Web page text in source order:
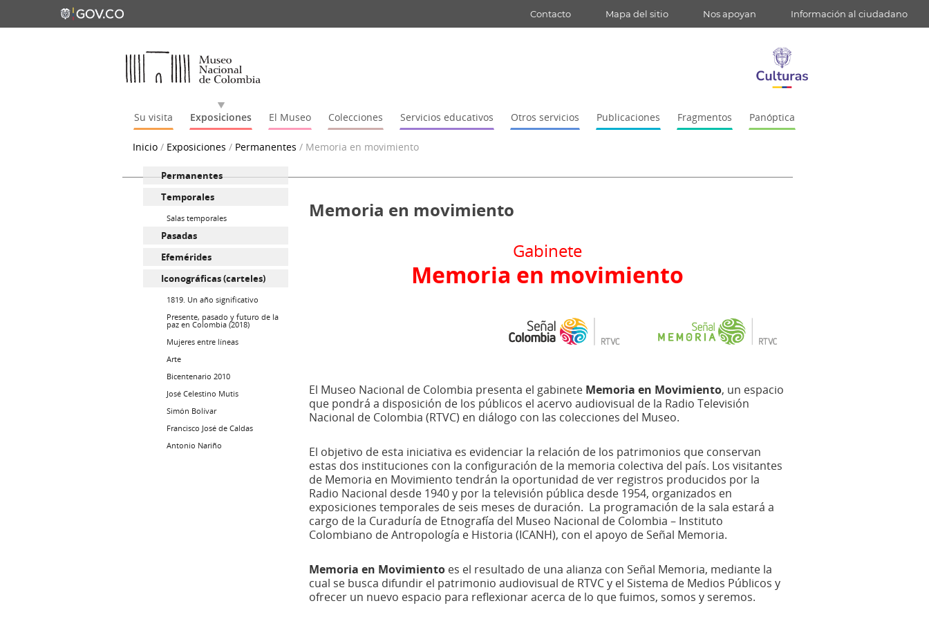
Contacto Mapa del sitio Nos apoyan Información al ciudadano
Su visita Exposiciones El Museo Colecciones Servicios educativos Otros servicios Publicaciones Fragmentos Panóptica
Inicio / Exposiciones / Permanentes / Memoria en movimiento
Permanentes
Temporales
Salas temporales
Pasadas
Efemérides
Iconográficas (carteles)
1819. Un año significativo
Presente, pasado y futuro de la
paz en Colombia (2018)
Mujeres entre líneas
Arte
Bicentenario 2010
José Celestino Mutis
Simón Bolívar
Francisco José de Caldas
Antonio Nariño
Memoria en movimiento
​​Gabinete
Memoria en movimiento
El Museo Nacional de Colombia presenta el gabinete Memoria en Movimiento, un espacio
que pondrá a disposición de los públicos el acervo audiovisual de la Radio Televisión
Nacional de Colombia (RTVC) en diálogo con las colecciones del Museo.
El objetivo de esta iniciativa es evidenciar la relación de los patrimonios que conservan
estas dos instituciones con la configuración de la memoria colectiva del país. Los visitantes
de Memoria en Movimiento tendrán la oportunidad de ver registros producidos por la
Radio Nacional desde 1940 y por la televisión pública desde 1954, organizados en
exposiciones temporales de seis meses de duración. La programación de la sala estará a
cargo de la Curaduría de Etnografía del Museo Nacional de Colombia – Instituto
Colombiano de Antropología e Historia (ICANH), con el apoyo de Señal Memoria.
Memoria en Movimiento es el resultado de una alianza con Señal Memoria, mediante la
cual se busca difundir el patrimonio audiovisual de RTVC y el Sistema de Medios Públicos y
ofrecer un nuevo espacio para reflexionar acerca de lo que fuimos, somos y seremos.